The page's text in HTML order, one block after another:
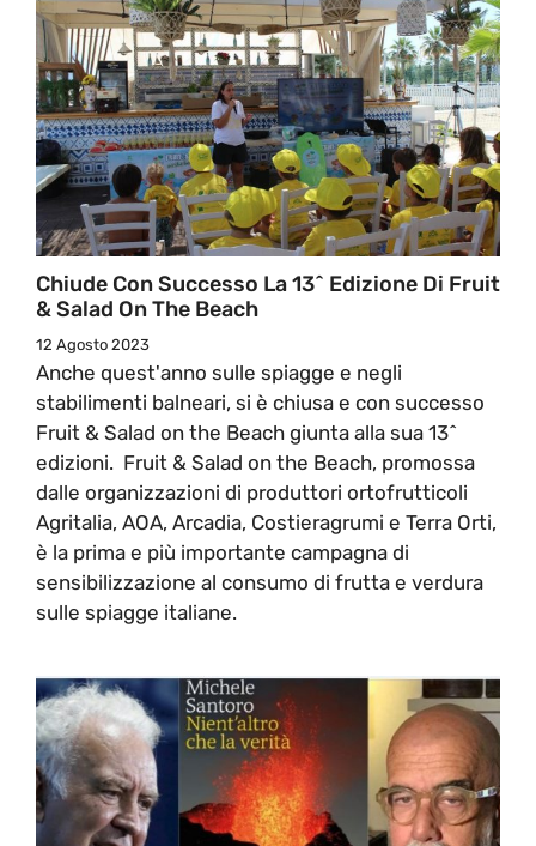
Chiude Con Successo La 13^ Edizione Di Fruit
& Salad On The Beach
12 Agosto 2023
Anche quest'anno sulle spiagge e negli
stabilimenti balneari, si è chiusa e con successo
Fruit & Salad on the Beach giunta alla sua 13^
edizioni. Fruit & Salad on the Beach, promossa
dalle organizzazioni di produttori ortofrutticoli
Agritalia, AOA, Arcadia, Costieragrumi e Terra Orti,
è la prima e più importante campagna di
sensibilizzazione al consumo di frutta e verdura
sulle spiagge italiane.